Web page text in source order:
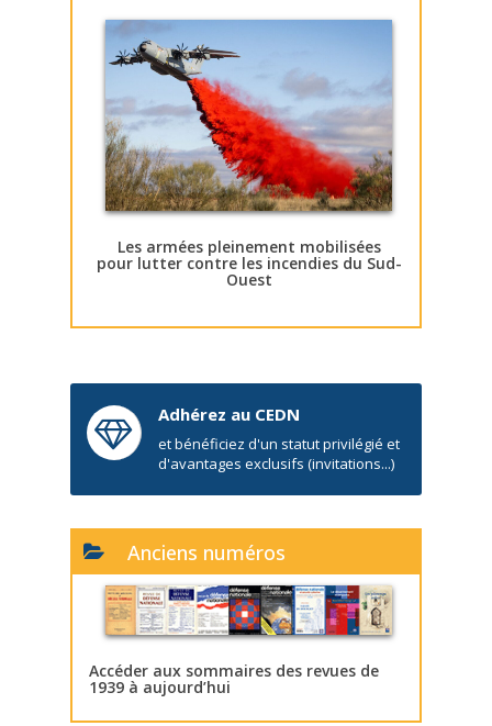
Les armées pleinement mobilisées
pour lutter contre les incendies du Sud-
Ouest
Adhérez au CEDN
et bénéficiez d'un statut privilégié et
d'avantages exclusifs (invitations...)
Anciens numéros
Accéder aux sommaires des revues de
1939 à aujourd’hui